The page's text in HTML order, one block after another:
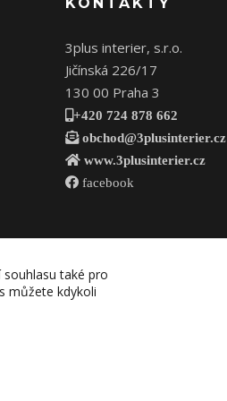
3plus interier, s.r.o.
Jičínská 226/17
130 00 Praha 3
+420 724 878 662
obchod@3plusinterier.cz
www.3plusinterier.cz
facebook
také pro
můžete kdykoli